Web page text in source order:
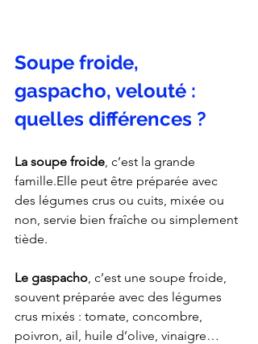
Soupe froide,
gaspacho, velouté :
quelles différences ?
La soupe froide , c’est la grande
famille.Elle peut être préparée avec
des légumes crus ou cuits, mixée ou
non, servie bien fraîche ou simplement
tiède.
Le gaspacho , c’est une soupe froide,
souvent préparée avec des légumes
crus mixés : tomate, concombre,
poivron, ail, huile d’olive, vinaigre…